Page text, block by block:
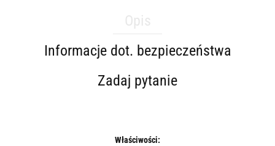
Informacje dot. bezpieczeństwa
Zadaj pytanie
Właściwości: